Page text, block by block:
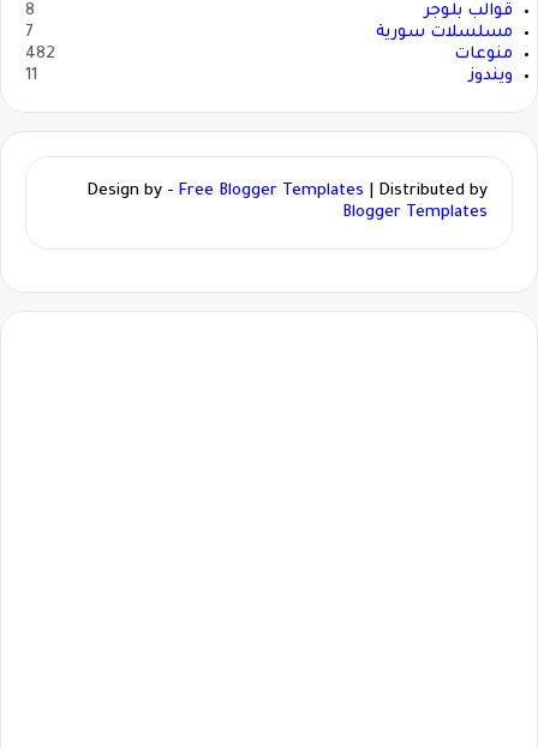
قوالب بلوجر
8
مسلسلات سورية
7
منوعات
482
ويندوز
11
Design by - Free Blogger Templates | Distributed by
Blogger Templates